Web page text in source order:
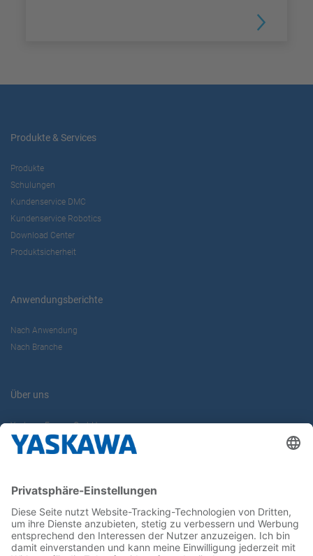
Produkte & Services
Produkte
Schulungen
Kundenservice DMC
Kundenservice Robotics
Download Center
Produktsicherheit
Anwendungsberichte
Nach Anwendung
Nach Branche
Über uns
Yaskawa Europe GmbH
Karriere
Newsletter